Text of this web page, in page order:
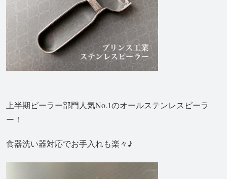
上半期ピーラー部門人気No.1のオールステンレスピーラ
ー！
食器洗い器対応でお手入れも楽々♪